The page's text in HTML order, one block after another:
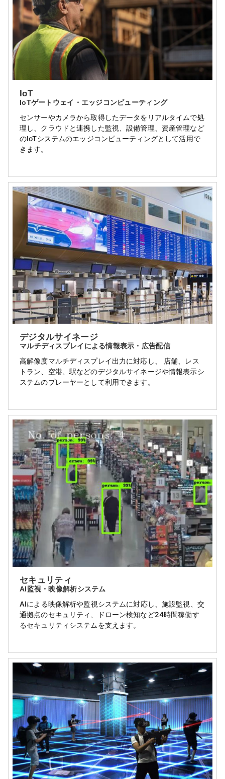
IoT
IoTゲートウェイ・エッジコンピューティング
センサーやカメラから取得したデータをリアルタイムで処
理し、クラウドと連携した監視、設備管理、資産管理など
のIoTシステムのエッジコンピューティングとして活用で
きます。
デジタルサイネージ
マルチディスプレイによる情報表示・広告配信
高解像度マルチディスプレイ出力に対応し、 店舗、レス
トラン、空港、駅などのデジタルサイネージや情報表示シ
ステムのプレーヤーとして利用できます。
セキュリティ
AI監視・映像解析システム
AIによる映像解析や監視システムに対応し、施設監視、交
通拠点のセキュリティ、ドローン検知など24時間稼働す
るセキュリティシステムを支えます。